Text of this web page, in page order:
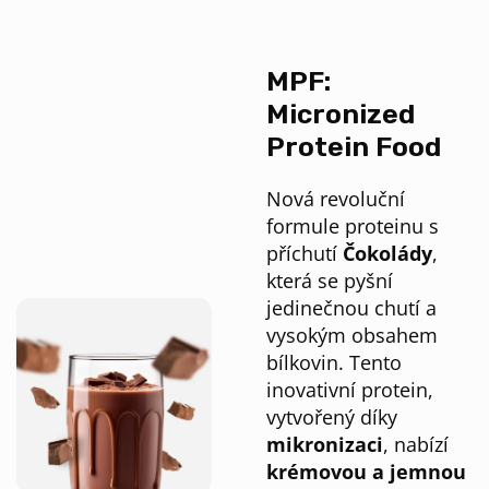
MPF:
Micronized
Protein Food
Nová revoluční
formule proteinu s
příchutí Čokolády,
která se pyšní
jedinečnou chutí a
vysokým obsahem
bílkovin. Tento
inovativní protein,
vytvořený díky
mikronizaci, nabízí
krémovou a jemnou